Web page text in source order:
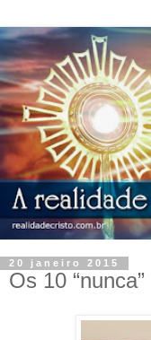
20 janeiro 2015
Os 10